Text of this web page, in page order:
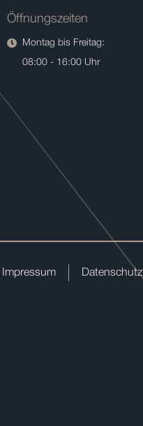
Öffnungszeiten
Montag bis Freitag:
08:00 - 16:00 Uhr
Impressum Datenschutz